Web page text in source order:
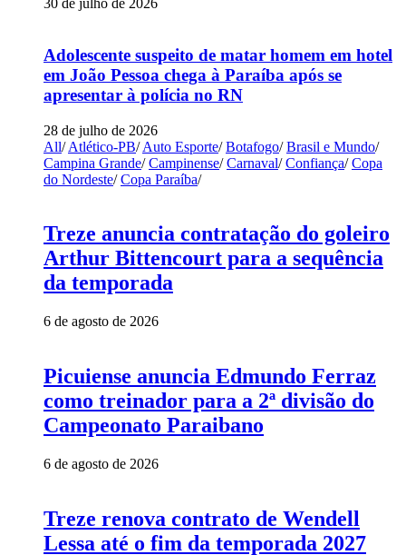
30 de julho de 2026
Adolescente suspeito de matar homem em hotel
em João Pessoa chega à Paraíba após se
apresentar à polícia no RN
28 de julho de 2026
All/ Atlético-PB/ Auto Esporte/ Botafogo/ Brasil e Mundo/
Campina Grande/ Campinense/ Carnaval/ Confiança/ Copa
do Nordeste/ Copa Paraíba/
Treze anuncia contratação do goleiro
Arthur Bittencourt para a sequência
da temporada
6 de agosto de 2026
Picuiense anuncia Edmundo Ferraz
como treinador para a 2ª divisão do
Campeonato Paraibano
6 de agosto de 2026
Treze renova contrato de Wendell
Lessa até o fim da temporada 2027